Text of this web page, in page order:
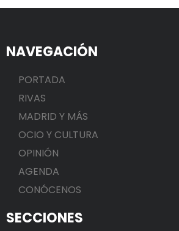
NAVEGACIÓN
PORTADA
RIVAS
MADRID Y MÁS
OCIO Y CULTURA
OPINIÓN
AGENDA
CONÓCENOS
SECCIONES